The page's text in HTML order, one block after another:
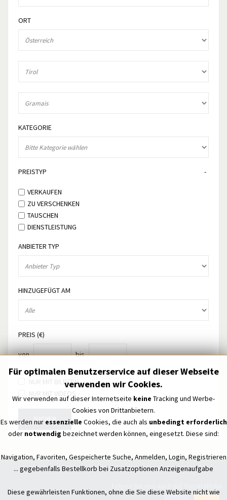
ORT
KATEGORIE
PREISTYP
VERKAUFEN
ZU VERSCHENKEN
TAUSCHEN
DIENSTLEISTUNG
ANBIETER TYP
HINZUGEFÜGT AM
PREIS (€)
von bis
NUR MIT BILDERN
NUR MIT VIDEOS
SUCHEN
Für optimalen Benutzerservice auf dieser Webseite
verwenden wir Cookies.
Wir verwenden auf dieser Internetseite keine Tracking und Werbe-
Cookies von Drittanbietern.
Es werden nur essenzielle Cookies, die auch als unbedingt erforderlich
oder notwendig bezeichnet werden können, eingesetzt. Diese sind:
Navigation, Favoriten, Gespeicherte Suche, Anmelden, Login, Registrieren
... gegebenfalls Bestellkorb bei Zusatzoptionen Anzeigenaufgabe
Diese gewährleisten Funktionen, ohne die Sie diese Website nicht wie